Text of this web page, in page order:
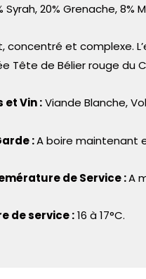
Syrah, 20% Grenache,
concentré et complexe.
Tête de Bélier rouge du
et Vin :Viande Blanche,
:A boire maintenant
de Service :A
de service :16 à 17°C.